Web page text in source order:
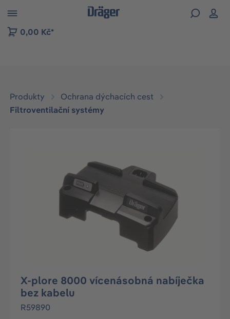
to B2B platform navigation
0,00 Kč*
Produkty
Ochrana dýchacích cest
Filtroventilační systémy
X-plore 8000 vícenásobná nabíječka
bez kabelu
R59890